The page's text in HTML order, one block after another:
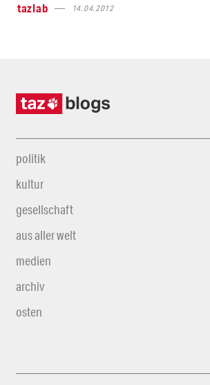
tazlab
14.04.2012
politik
kultur
gesellschaft
aus aller welt
medien
archiv
osten